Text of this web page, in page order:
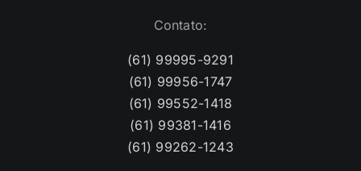
Contato:
(61) 99995-9291
(61) 99956-1747
(61) 99552-1418
(61) 99381-1416
(61) 99262-1243